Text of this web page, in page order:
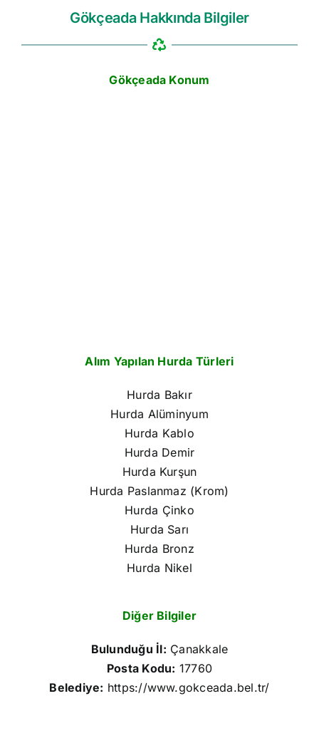
Gökçeada Hakkında Bilgiler
Gökçeada Konum
Alım Yapılan Hurda Türleri
Hurda Bakır
Hurda Alüminyum
Hurda Kablo
Hurda Demir
Hurda Kurşun
Hurda Paslanmaz (Krom)
Hurda Çinko
Hurda Sarı
Hurda Bronz
Hurda Nikel
Diğer Bilgiler
Bulunduğu İl: Çanakkale
Posta Kodu: 17760
Belediye: https://www.gokceada.bel.tr/